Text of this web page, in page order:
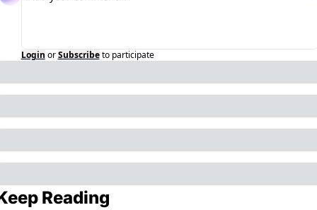
Login or Subscribe to participate
Reading